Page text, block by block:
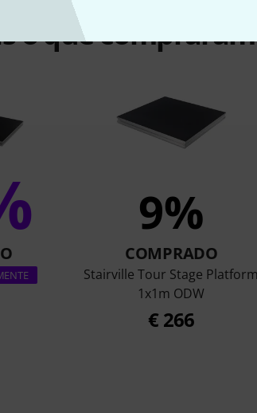
o que
9%
COMPRADO
Stairville Tour Stage Platform
1x1m ODW
€ 266